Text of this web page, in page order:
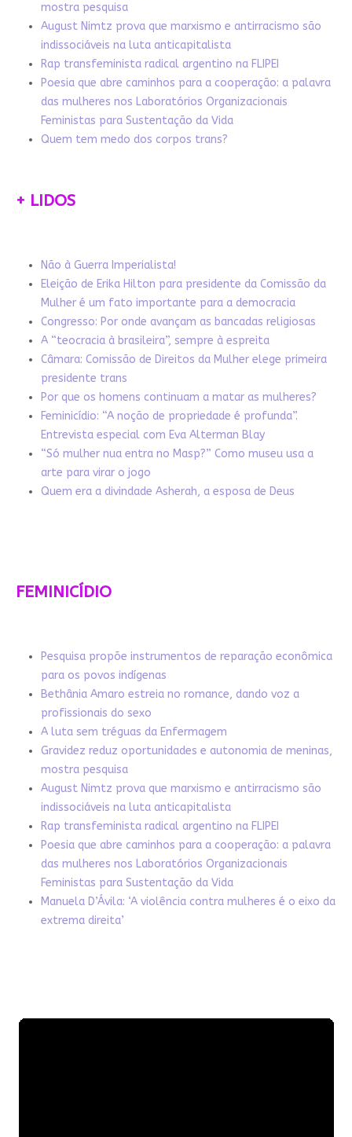
mostra pesquisa
August Nimtz prova que marxismo e antirracismo são
indissociáveis na luta anticapitalista
Rap transfeminista radical argentino na FLIPEI
Poesia que abre caminhos para a cooperação: a palavra
das mulheres nos Laboratórios Organizacionais
Feministas para Sustentação da Vida
Quem tem medo dos corpos trans?
+ LIDOS
Não à Guerra Imperialista!
Eleição de Erika Hilton para presidente da Comissão da
Mulher é um fato importante para a democracia
Congresso: Por onde avançam as bancadas religiosas
A “teocracia à brasileira”, sempre à espreita
Câmara: Comissão de Direitos da Mulher elege primeira
presidente trans
Por que os homens continuam a matar as mulheres?
Feminicídio: “A noção de propriedade é profunda”.
Entrevista especial com Eva Alterman Blay
“Só mulher nua entra no Masp?” Como museu usa a
arte para virar o jogo
Quem era a divindade Asherah, a esposa de Deus
FEMINICÍDIO
Pesquisa propõe instrumentos de reparação econômica
para os povos indígenas
Bethânia Amaro estreia no romance, dando voz a
profissionais do sexo
A luta sem tréguas da Enfermagem
Gravidez reduz oportunidades e autonomia de meninas,
mostra pesquisa
August Nimtz prova que marxismo e antirracismo são
indissociáveis na luta anticapitalista
Rap transfeminista radical argentino na FLIPEI
Poesia que abre caminhos para a cooperação: a palavra
das mulheres nos Laboratórios Organizacionais
Feministas para Sustentação da Vida
Manuela D’Ávila: ‘A violência contra mulheres é o eixo da
extrema direita’